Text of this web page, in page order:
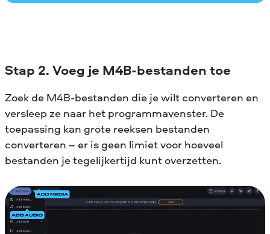
Stap 2. Voeg je M4B-bestanden toe
Zoek de M4B-bestanden die je wilt converteren en
versleep ze naar het programmavenster. De
toepassing kan grote reeksen bestanden
converteren – er is geen limiet voor hoeveel
bestanden je tegelijkertijd kunt overzetten.